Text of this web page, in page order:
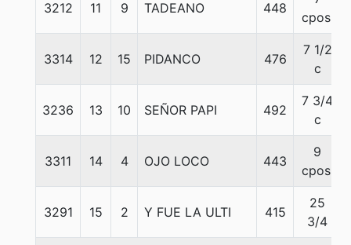
3212 11 9 TADEANO 448
cpos.
3314 12 15 PIDANCO 476
7 1/2
c
3236 13 10 SEÑOR PAPI 492
7 3/4
c
3311 14 4 OJO LOCO 443
9
cpos.
3291 15 2 Y FUE LA ULTI 415
25
3/4